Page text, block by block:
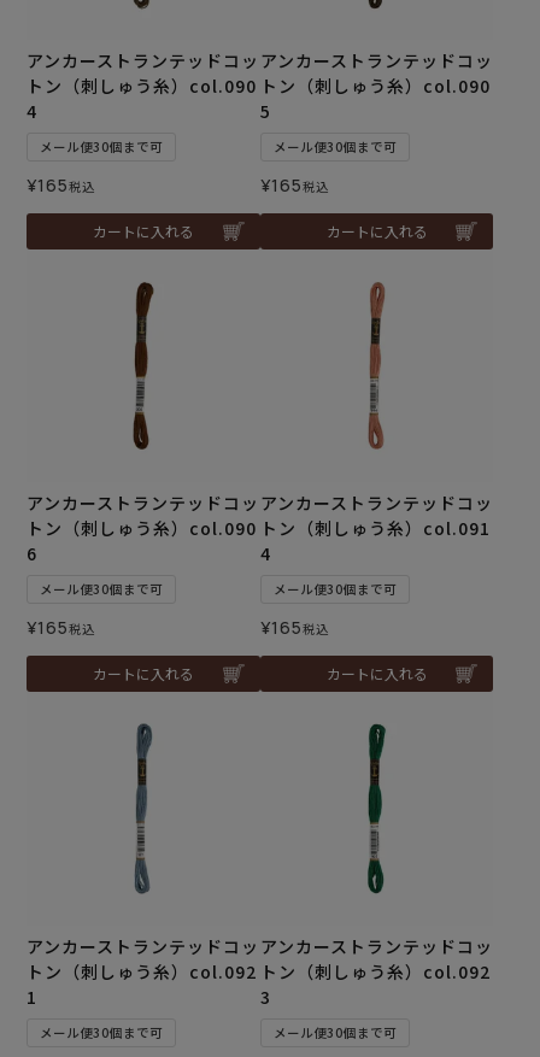
アンカーストランテッドコッ
トン（刺しゅう糸）col.090
4
メール便30個まで可
¥165税込
カートに入れる
アンカーストランテッドコッ
トン（刺しゅう糸）col.090
5
メール便30個まで可
¥165税込
カートに入れる
アンカーストランテッドコッ
トン（刺しゅう糸）col.090
6
メール便30個まで可
¥165税込
カートに入れる
アンカーストランテッドコッ
トン（刺しゅう糸）col.091
4
メール便30個まで可
¥165税込
カートに入れる
アンカーストランテッドコッ
トン（刺しゅう糸）col.092
1
メール便30個まで可
アンカーストランテッドコッ
トン（刺しゅう糸）col.092
3
メール便30個まで可